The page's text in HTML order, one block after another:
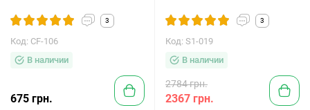
3
Код: CF-106
В наличии
675 грн.
3
Код: S1-019
В наличии
2784 грн.
2367 грн.